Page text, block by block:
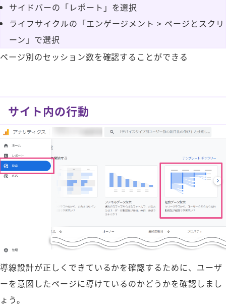
サイドバーの「レポート」を選択
ライフサイクルの「エンゲージメント > ページとスクリ
ーン」で選択
ページ別のセッション数を確認することができる
サイト内の行動
導線設計が正しくできているかを確認するために、ユーザ
ーを意図したページに導けているのかどうかを確認しまし
ょう。